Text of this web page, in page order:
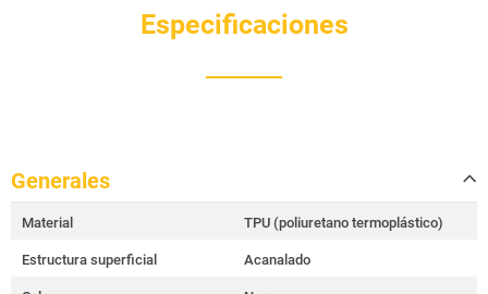
Especificaciones
Generales
Material TPU (poliuretano termoplástico)
Estructura superficial Acanalado